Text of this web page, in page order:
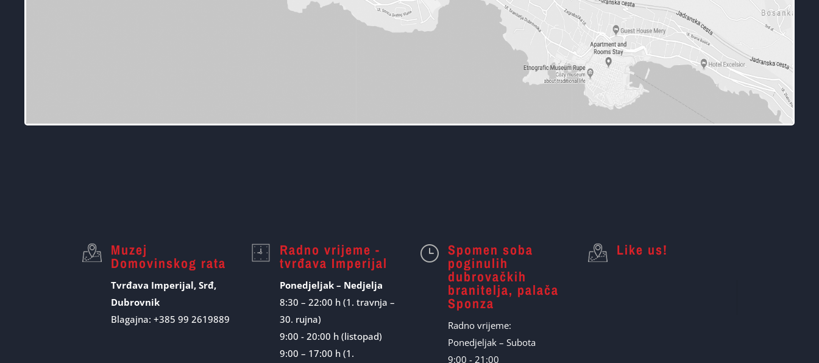
Muzej
Domovinskog rata
Tvrđava Imperijal, Srđ,
Dubrovnik
Blagajna: +385 99 2619889
Radno vrijeme -
tvrđava Imperijal
Ponedjeljak – Nedjelja
8:30 – 22:00 h (1. travnja –
30. rujna)
9:00 - 20:00 h (listopad)
9:00 – 17:00 h (1.
} Spomen soba
poginulih
dubrovačkih
branitelja, palača
Sponza
Radno vrijeme:
Ponedjeljak – Subota
9:00 - 21:00
Like us!